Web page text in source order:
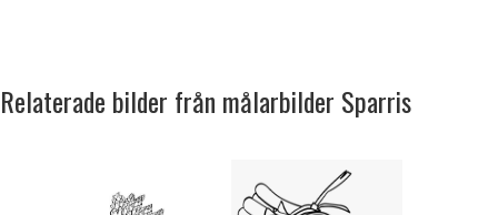
Relaterade bilder från målarbilder Sparris